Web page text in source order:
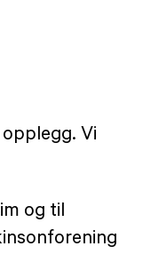
Vi
og til